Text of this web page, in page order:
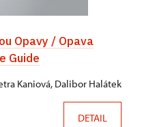
Opavy / Opava
Guide
Kaniová, Dalibor Halátek
DETAIL